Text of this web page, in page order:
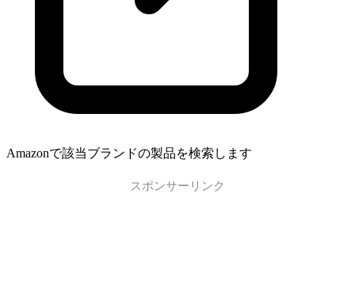
Amazonで該当ブランドの製品を検索します
スポンサーリンク